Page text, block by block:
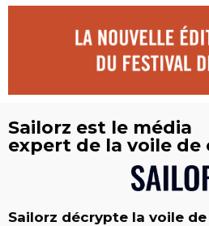
Sailorz est le média
expert de la voile
Sailorz décrypte la voile